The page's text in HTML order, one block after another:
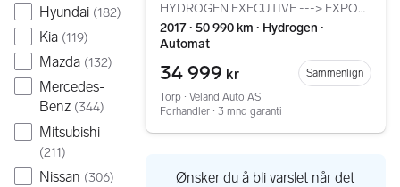
Hyundai (182)
Kia (119)
Mazda (132)
Mercedes-
Benz (344)
Mitsubishi
(211)
Nissan (306)
HYDROGEN EXECUTIVE ---> EXPORT
2017 ∙ 50 990 km ∙ Hydrogen ∙
Automat
34 999 kr
Sammenlign
Torp ∙ Veland Auto AS
Forhandler ∙ 3 mnd garanti
Ønsker du å bli varslet når det